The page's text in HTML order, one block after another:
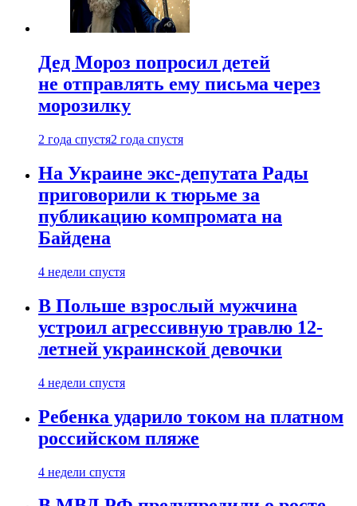
Дед Мороз попросил детей
не отправлять ему письма через
морозилку
2 года спустя2 года спустя
На Украине экс-депутата Рады
приговорили к тюрьме за
публикацию компромата на
Байдена
4 недели спустя
В Польше взрослый мужчина
устроил агрессивную травлю 12-
летней украинской девочки
4 недели спустя
Ребенка ударило током на платном
российском пляже
4 недели спустя